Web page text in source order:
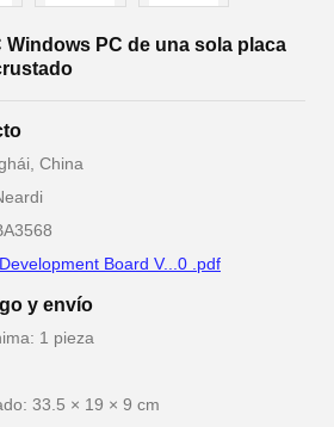
Windows PC de una sola placa
China
Board V...0 .pdf
y envío
1 pieza
33.5 × 19 × 9 cm